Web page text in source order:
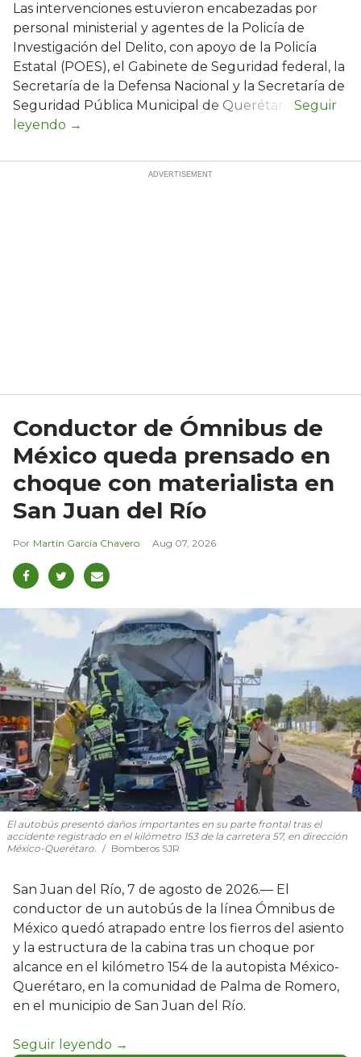
Las intervenciones estuvieron encabezadas por
personal ministerial y agentes de la Policía de
Investigación del Delito, con apoyo de la Policía
Estatal (POES), el Gabinete de Seguridad federal, la
Secretaría de la Defensa Nacional y la Secretaría de
Seguridad Pública Municipal de Querétaro.
Conductor de Ómnibus de
México queda prensado en
choque con materialista en
San Juan del Río
Martín García Chavero Aug 07, 2026
El autobús presentó daños importantes en su parte frontal tras el
accidente registrado en el kilómetro 153 de la carretera 57, en dirección
México-Querétaro.
Bomberos SJR
San Juan del Río, 7 de agosto de 2026.— El
conductor de un autobús de la línea Ómnibus de
México quedó atrapado entre los fierros del asiento
y la estructura de la cabina tras un choque por
alcance en el kilómetro 154 de la autopista México-
Querétaro, en la comunidad de Palma de Romero,
en el municipio de San Juan del Río.